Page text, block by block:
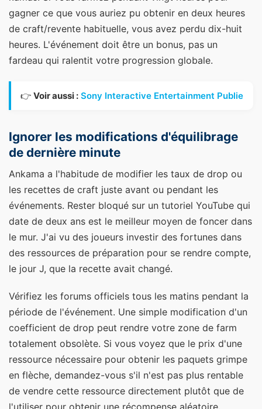
gagner ce que vous auriez pu obtenir en deux heures
de craft/revente habituelle, vous avez perdu dix-huit
heures. L'événement doit être un bonus, pas un
fardeau qui ralentit votre progression globale.
👉 Voir aussi : Sony Interactive Entertainment Publie
Ignorer les modifications d'équilibrage
de dernière minute
Ankama a l'habitude de modifier les taux de drop ou
les recettes de craft juste avant ou pendant les
événements. Rester bloqué sur un tutoriel YouTube qui
date de deux ans est le meilleur moyen de foncer dans
le mur. J'ai vu des joueurs investir des fortunes dans
des ressources de préparation pour se rendre compte,
le jour J, que la recette avait changé.
Vérifiez les forums officiels tous les matins pendant la
période de l'événement. Une simple modification d'un
coefficient de drop peut rendre votre zone de farm
totalement obsolète. Si vous voyez que le prix d'une
ressource nécessaire pour obtenir les paquets grimpe
en flèche, demandez-vous s'il n'est pas plus rentable
de vendre cette ressource directement plutôt que de